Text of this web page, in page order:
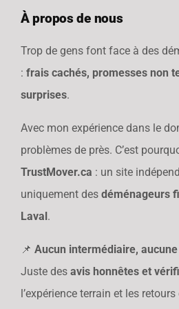
À propos de nous
Trop de gens font face à des
: frais cachés, promesses non
surprises.
Avec mon expérience dans le
problèmes de près. C’est
TrustMover.ca : un site
uniquement des déménageurs
Laval.
📌 Aucun intermédiaire,
Juste des avis honnêtes et
l’expérience terrain et les